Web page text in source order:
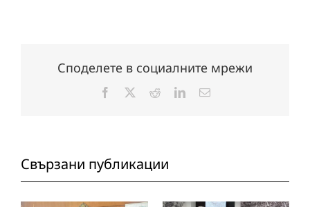
Споделете в социалните мрежи
Facebook RedditLinkedInЕлектронна
Свързани публикации